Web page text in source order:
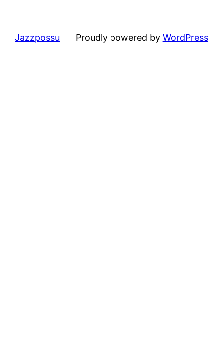
Jazzpossu Proudly powered by WordPress